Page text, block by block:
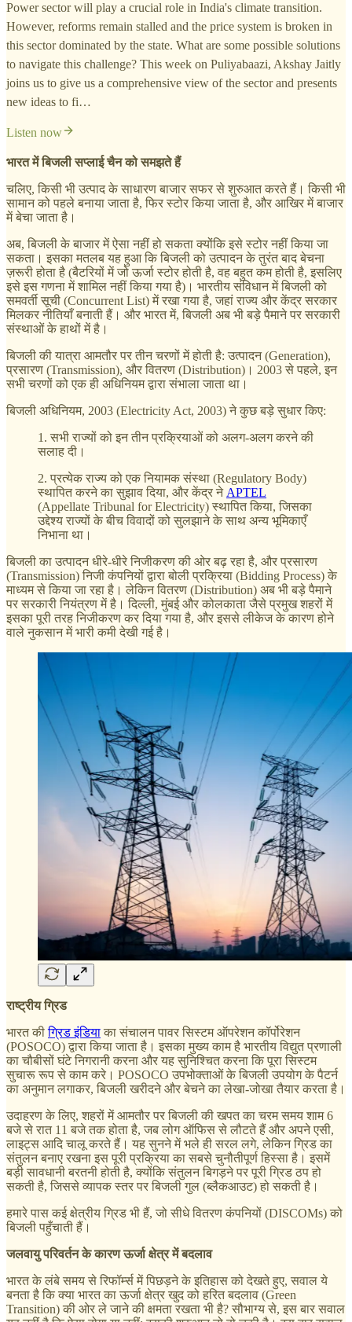
Power sector will play a crucial role in India's climate transition.
However, reforms remain stalled and the price system is broken in
this sector dominated by the state. What are some possible solutions
to navigate this challenge? This week on Puliyabaazi, Akshay Jaitly
joins us to give us a comprehensive view of the sector and presents
new ideas to fi…
Listen now
भारत में बिजली सप्लाई चैन को समझते हैं
चलिए, किसी भी उत्पाद के साधारण बाजार सफर से शुरुआत करते हैं। किसी भी
सामान को पहले बनाया जाता है, फिर स्टोर किया जाता है, और आखिर में बाजार
में बेचा जाता है।
अब, बिजली के बाजार में ऐसा नहीं हो सकता क्योंकि इसे स्टोर नहीं किया जा
सकता। इसका मतलब यह हुआ कि बिजली को उत्पादन के तुरंत बाद बेचना
ज़रूरी होता है (बैटरियों में जो ऊर्जा स्टोर होती है, वह बहुत कम होती है, इसलिए
इसे इस गणना में शामिल नहीं किया गया है)। भारतीय संविधान में बिजली को
समवर्ती सूची (Concurrent List) में रखा गया है, जहां राज्य और केंद्र सरकार
मिलकर नीतियाँ बनाती हैं। और भारत में, बिजली अब भी बड़े पैमाने पर सरकारी
संस्थाओं के हाथों में है।
बिजली की यात्रा आमतौर पर तीन चरणों में होती है: उत्पादन (Generation),
प्रसारण (Transmission), और वितरण (Distribution)। 2003 से पहले, इन
सभी चरणों को एक ही अधिनियम द्वारा संभाला जाता था।
बिजली अधिनियम, 2003 (Electricity Act, 2003) ने कुछ बड़े सुधार किए:
1. सभी राज्यों को इन तीन प्रक्रियाओं को अलग-अलग करने की
सलाह दी।
2. प्रत्येक राज्य को एक नियामक संस्था (Regulatory Body)
स्थापित करने का सुझाव दिया, और केंद्र ने APTEL
(Appellate Tribunal for Electricity) स्थापित किया, जिसका
उद्देश्य राज्यों के बीच विवादों को सुलझाने के साथ अन्य भूमिकाएँ
निभाना था।
बिजली का उत्पादन धीरे-धीरे निजीकरण की ओर बढ़ रहा है, और प्रसारण
(Transmission) निजी कंपनियों द्वारा बोली प्रक्रिया (Bidding Process) के
माध्यम से किया जा रहा है। लेकिन वितरण (Distribution) अब भी बड़े पैमाने
पर सरकारी नियंत्रण में है। दिल्ली, मुंबई और कोलकाता जैसे प्रमुख शहरों में
इसका पूरी तरह निजीकरण कर दिया गया है, और इससे लीकेज के कारण होने
वाले नुकसान में भारी कमी देखी गई है।
राष्ट्रीय ग्रिड
भारत कीग्रिड इंडिया का संचालन पावर सिस्टम ऑपरेशन कॉर्पोरेशन
(POSOCO) द्वारा किया जाता है। इसका मुख्य काम है भारतीय विद्युत प्रणाली
का चौबीसों घंटे निगरानी करना और यह सुनिश्चित करना कि पूरा सिस्टम
सुचारू रूप से काम करे। POSOCO उपभोक्ताओं के बिजली उपयोग के पैटर्न
का अनुमान लगाकर, बिजली खरीदने और बेचने का लेखा-जोखा तैयार करता है।
उदाहरण के लिए, शहरों में आमतौर पर बिजली की खपत का चरम समय शाम 6
बजे से रात 11 बजे तक होता है, जब लोग ऑफिस से लौटते हैं और अपने एसी,
लाइट्स आदि चालू करते हैं। यह सुनने में भले ही सरल लगे, लेकिन ग्रिड का
संतुलन बनाए रखना इस पूरी प्रक्रिया का सबसे चुनौतीपूर्ण हिस्सा है। इसमें
बड़ी सावधानी बरतनी होती है, क्योंकि संतुलन बिगड़ने पर पूरी ग्रिड ठप हो
सकती है, जिससे व्यापक स्तर पर बिजली गुल (ब्लैकआउट) हो सकती है।
हमारे पास कई क्षेत्रीय ग्रिड भी हैं, जो सीधे वितरण कंपनियों (DISCOMs) को
बिजली पहुँचाती हैं।
जलवायु परिवर्तन के कारण ऊर्जा क्षेत्र में बदलाव
भारत के लंबे समय से रिफॉर्म्स में पिछड़ने के इतिहास को देखते हुए, सवाल ये
बनता है कि क्या भारत का ऊर्जा क्षेत्र खुद को हरित बदलाव (Green
Transition) की ओर ले जाने की क्षमता रखता भी है? सौभाग्य से, इस बार सवाल